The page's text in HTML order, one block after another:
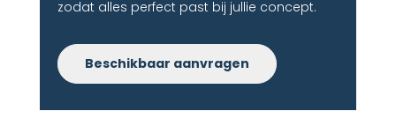
zodat alles perfect past bij jullie concept.
Beschikbaar aanvragen